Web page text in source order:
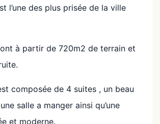
l’une des plus prisée de la ville
à partir de 720m2 de terrain et
composée de 4 suites , un beau
salle a manger ainsi qu’une
et moderne.